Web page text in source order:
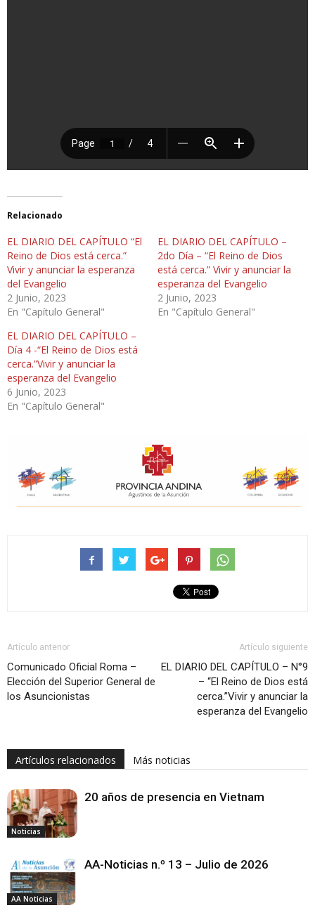
Relacionado
EL DIARIO DEL CAPÍTULO “El
Reino de Dios está cerca.”
Vivir y anunciar la esperanza
del Evangelio
2 Junio, 2023
En "Capítulo General"
EL DIARIO DEL CAPÍTULO –
2do Día – “El Reino de Dios
está cerca.” Vivir y anunciar la
esperanza del Evangelio
2 Junio, 2023
En "Capítulo General"
EL DIARIO DEL CAPÍTULO –
Día 4 -“El Reino de Dios está
cerca.”Vivir y anunciar la
esperanza del Evangelio
6 Junio, 2023
En "Capítulo General"
Artículo anterior
Comunicado Oficial Roma –
Elección del Superior General de
los Asuncionistas
Artículo siguiente
EL DIARIO DEL CAPÍTULO – N°9
– “El Reino de Dios está
cerca.”Vivir y anunciar la
esperanza del Evangelio
Artículos relacionados Más noticias
Noticias
20 años de presencia en Vietnam
AA Noticias
AA-Noticias n.º 13 – Julio de 2026